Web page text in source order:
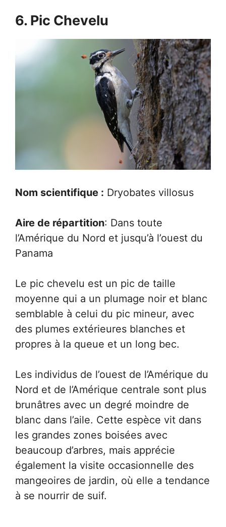
6. Pic Chevelu
Nom scientifique : Dryobates villosus
Aire de répartition: Dans toute
l’Amérique du Nord et jusqu’à l’ouest du
Panama
Le pic chevelu est un pic de taille
moyenne qui a un plumage noir et blanc
semblable à celui du pic mineur, avec
des plumes extérieures blanches et
propres à la queue et un long bec.
Les individus de l’ouest de l’Amérique du
Nord et de l’Amérique centrale sont plus
brunâtres avec un degré moindre de
blanc dans l’aile. Cette espèce vit dans
les grandes zones boisées avec
beaucoup d’arbres, mais apprécie
également la visite occasionnelle des
mangeoires de jardin, où elle a tendance
à se nourrir de suif.